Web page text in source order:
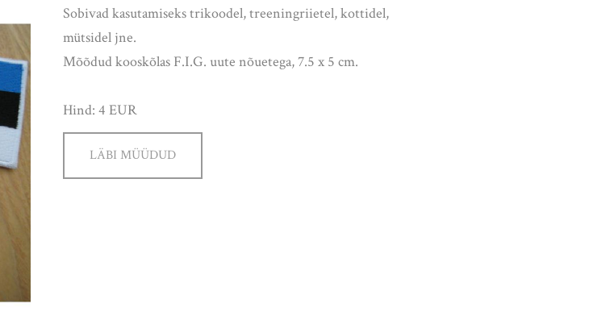
Sobivad kasutamiseks trikoodel, treeningriietel, kottidel,
mütsidel jne.
Mõõdud kooskõlas F.I.G. uute nõuetega, 7.5 x 5 cm.
Hind: 4 EUR
LÄBI MÜÜDUD